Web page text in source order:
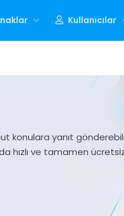
Kullanıcılar
konulara yanıt
hızlı ve tamamen